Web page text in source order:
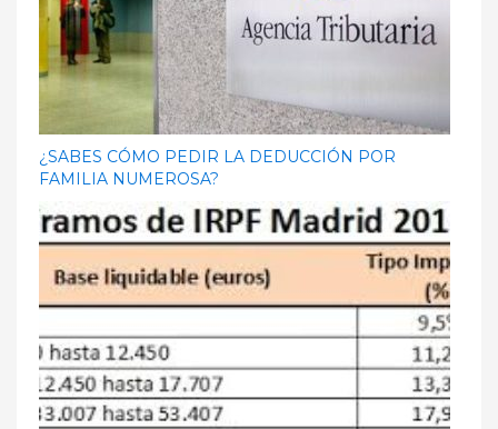
¿SABES CÓMO PEDIR LA DEDUCCIÓN POR
FAMILIA NUMEROSA?